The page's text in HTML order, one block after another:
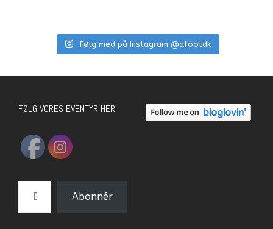
Følg med på Instagram @afootdk
FØLG VORES EVENTYR HER
E-mail-adresse
Abonnér